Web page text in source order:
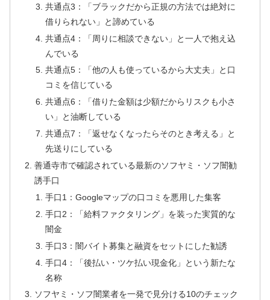
共通点3：「ブラックだから正規の方法では絶対に
借りられない」と諦めている
共通点4：「周りに相談できない」と一人で抱え込
んでいる
共通点5：「他の人も使っているから大丈夫」と口
コミを信じている
共通点6：「借りた金額は少額だからリスクも小さ
い」と油断している
共通点7：「返せなくなったらそのとき考える」と
先送りにしている
善通寺市で確認されている最新のソフヤミ・ソフ闇勧
誘手口
手口1：Googleマップの口コミを悪用した集客
手口2：「給料ファクタリング」を装った実質的な
闇金
手口3：闇バイト募集と融資をセットにした勧誘
手口4：「後払い・ツケ払い現金化」という新たな
名称
ソフヤミ・ソフ闇業者を一発で見分ける10のチェック